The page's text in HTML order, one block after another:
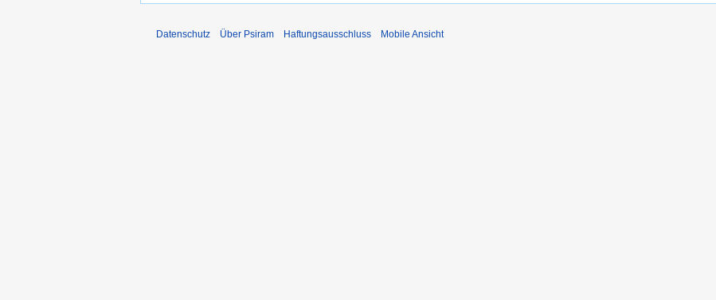
Datenschutz Über Psiram Haftungsausschluss Mobile Ansicht